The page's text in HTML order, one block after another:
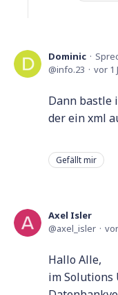
Dominic
info.23
vor 1
Dann bastle
der ein xml
Gefällt mir
Axel Isler
axel_isler
Hallo Alle,
im Solutions